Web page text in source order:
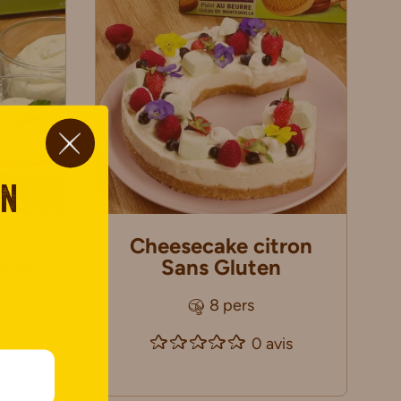
Cheesecake citron
Sans Gluten
8 pers
0 avis